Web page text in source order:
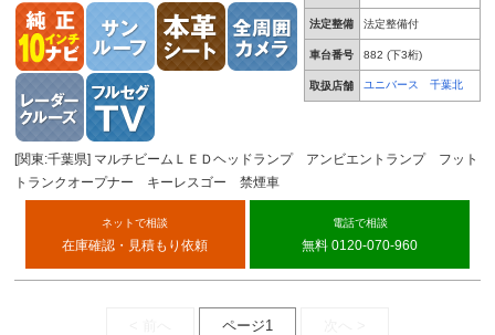
法定整備 法定整備付
車台番号 882 (下3桁)
取扱店舗 ユニバース 千葉北
[関東:千葉県] マルチビームＬＥＤヘッドランプ アンビエントランプ フット
トランクオープナー キーレスゴー 禁煙車
ネットで相談
在庫確認・見積もり依頼
電話で相談
無料 0120-070-960
ページ1